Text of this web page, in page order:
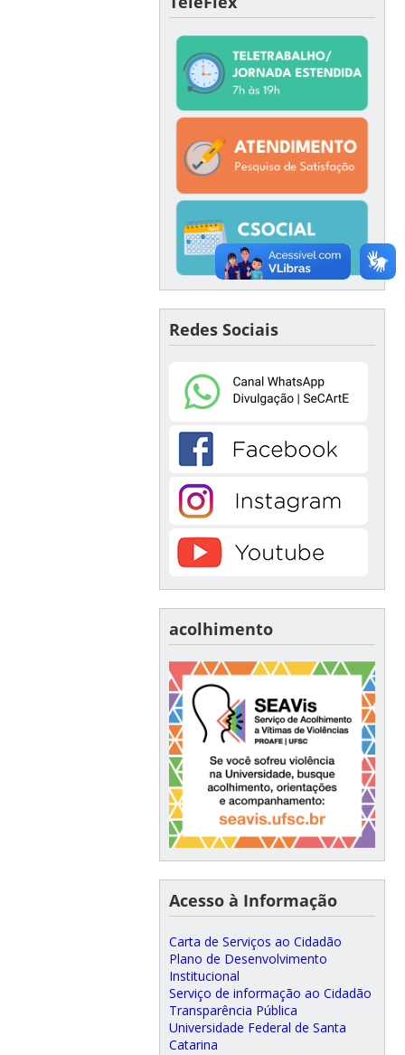
Redes Sociais
acolhimento
Acesso à Informação
Carta de Serviços ao Cidadão
Plano de Desenvolvimento
Institucional
Serviço de informação ao Cidadão
Transparência Pública
Universidade Federal de Santa
Catarina